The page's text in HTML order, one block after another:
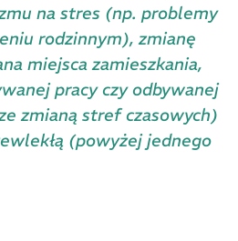
na stres (np. problemy
rodzinnym), zmianę
miejsca zamieszkania,
pracy czy odbywanej
zmianą stref czasowych)
(powyżej jednego